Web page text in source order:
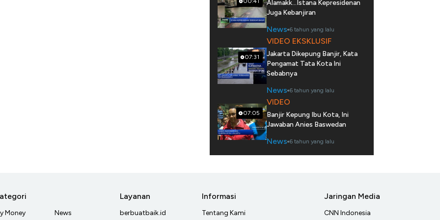
Alamakk...Istana Kepresidenan
Juga Kebanjiran
News 6 tahun yang lalu
07:31
VIDEO EKSKLUSIF
Jakarta Dikepung Banjir, Kata
Pengamat Tata Kota Ini
Sebabnya
News 6 tahun yang lalu
07:05
VIDEO
Banjir Kepung Ibu Kota, Ini
Jawaban Anies Baswedan
News 6 tahun yang lalu
Money News
Layanan
berbuatbaik.id
Informasi
Tentang Kami
Jaringan Media
CNN Indonesia